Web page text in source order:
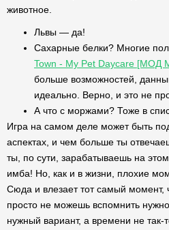
животное.
Львы — да!
Сахарные белки? Многие
Town - My Pet Daycare [МОД
больше возможностей,
идеально. Верно, и это не
А что с моржами? Тоже в
Игра на самом деле может быть
аспектах, и чем больше ты
ты, по сути, зарабатываешь на
имба! Но, как и в жизни, плохие
Сюда и влезает тот самый момент,
просто не можешь вспомнить
нужный вариант, а времени не так-